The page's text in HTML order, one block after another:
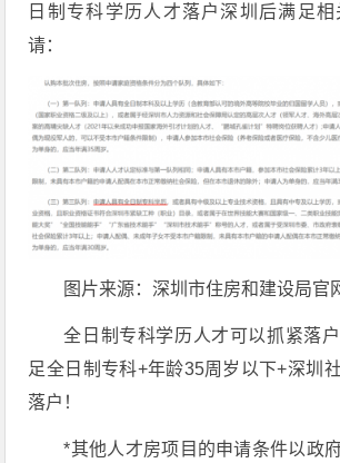
日制专科学历人才落户深圳后满足
请：
图片来源：深圳市住房和建设局官
全日制专科学历人才可以抓紧落
足全日制专科+年龄35周岁以下+深圳
落户！
*其他人才房项目的申请条件以政